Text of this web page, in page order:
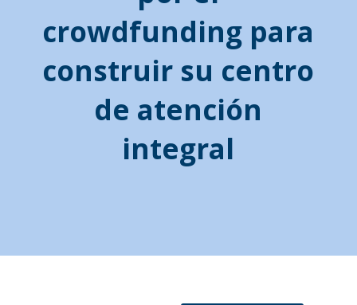
crowdfunding para
construir su centro
de atención
integral